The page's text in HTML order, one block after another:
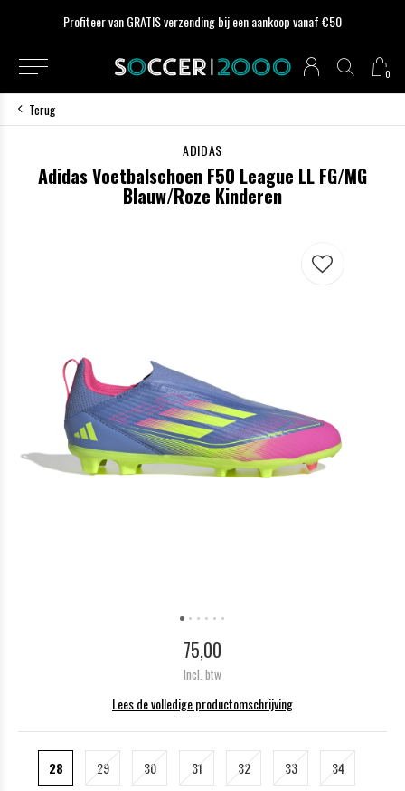
0
Profiteer van GRATIS verzending bij een aankoop vanaf €50
Terug
ADIDAS
Adidas Voetbalschoen F50 League LL FG/MG
Blauw/Roze Kinderen
75,00
Incl. btw
Lees de volledige productomschrijving
28 29 30 31 32 33 34